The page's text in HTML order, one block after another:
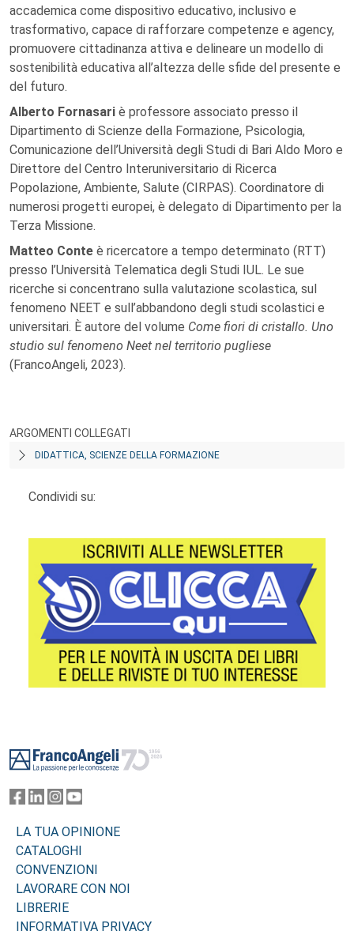
accademica come dispositivo educativo, inclusivo e
trasformativo, capace di rafforzare competenze e agency,
promuovere cittadinanza attiva e delineare un modello di
sostenibilità educativa all’altezza delle sfide del presente e
del futuro.
Alberto Fornasari è professore associato presso il
Dipartimento di Scienze della Formazione, Psicologia,
Comunicazione dell’Università degli Studi di Bari Aldo Moro e
Direttore del Centro Interuniversitario di Ricerca
Popolazione, Ambiente, Salute (CIRPAS). Coordinatore di
numerosi progetti europei, è delegato di Dipartimento per la
Terza Missione.
Matteo Conte è ricercatore a tempo determinato (RTT)
presso l’Università Telematica degli Studi IUL. Le sue
ricerche si concentrano sulla valutazione scolastica, sul
fenomeno NEET e sull’abbandono degli studi scolastici e
universitari. È autore del volume Come fiori di cristallo. Uno
studio sul fenomeno Neet nel territorio pugliese
(FrancoAngeli, 2023).
ARGOMENTI COLLEGATI
DIDATTICA, SCIENZE DELLA FORMAZIONE
Condividi su:
LA TUA OPINIONE
CATALOGHI
CONVENZIONI
LAVORARE CON NOI
LIBRERIE
INFORMATIVA PRIVACY